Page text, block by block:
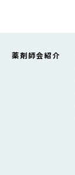
薬剤師会紹介